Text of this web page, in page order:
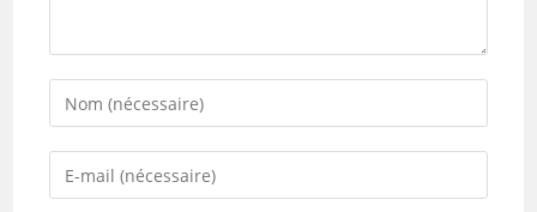
Enter
your
name
Enter
your